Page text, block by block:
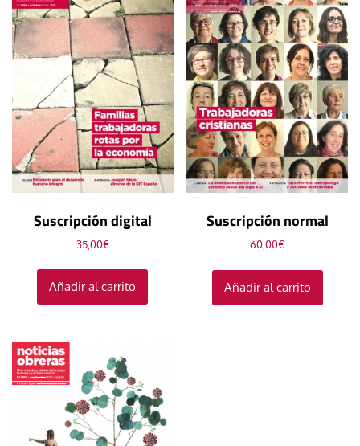
Suscripción digital
35,00€
Añadir al carrito
Suscripción normal
60,00€
Añadir al carrito